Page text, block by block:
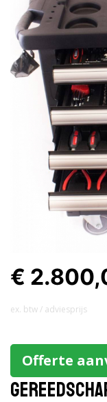
€
ex. btw / adviesprijs
Offerte